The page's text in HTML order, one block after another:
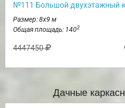
№111 Большой двухэтажный
Размер: 8х9 м
Общая площадь: 1402
4447450
Дачные